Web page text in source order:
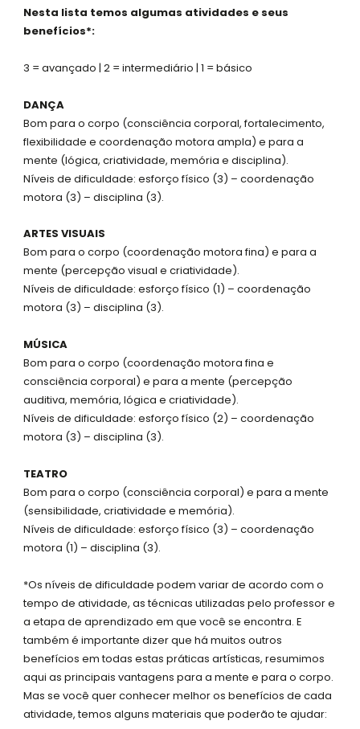
Nesta lista temos algumas atividades e seus
benefícios*:
3 = avançado | 2 = intermediário | 1 = básico
DANÇA
Bom para o corpo (consciência corporal, fortalecimento,
flexibilidade e coordenação motora ampla) e para a
mente (lógica, criatividade, memória e disciplina).
Níveis de dificuldade: esforço físico (3) – coordenação
motora (3) – disciplina (3).
ARTES VISUAIS
Bom para o corpo (coordenação motora fina) e para a
mente (percepção visual e criatividade).
Níveis de dificuldade: esforço físico (1) – coordenação
motora (3) – disciplina (3).
MÚSICA
Bom para o corpo (coordenação motora fina e
consciência corporal) e para a mente (percepção
auditiva, memória, lógica e criatividade).
Níveis de dificuldade: esforço físico (2) – coordenação
motora (3) – disciplina (3).
TEATRO
Bom para o corpo (consciência corporal) e para a mente
(sensibilidade, criatividade e memória).
Níveis de dificuldade: esforço físico (3) – coordenação
motora (1) – disciplina (3).
*Os níveis de dificuldade podem variar de acordo com o
tempo de atividade, as técnicas utilizadas pelo professor e
a etapa de aprendizado em que você se encontra. E
também é importante dizer que há muitos outros
benefícios em todas estas práticas artísticas, resumimos
aqui as principais vantagens para a mente e para o corpo.
Mas se você quer conhecer melhor os benefícios de cada
atividade, temos alguns materiais que poderão te ajudar: